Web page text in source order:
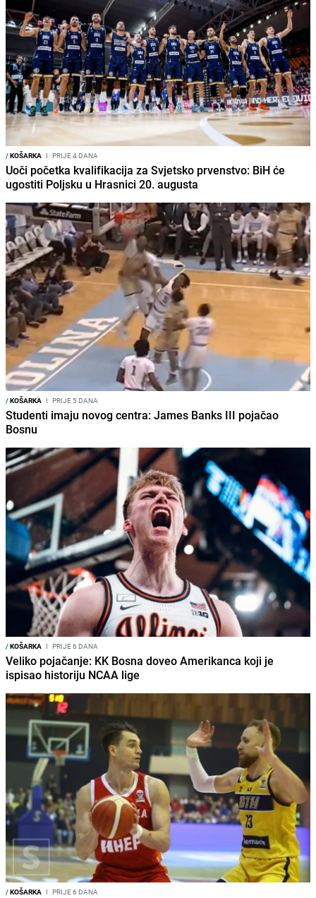
/KOŠARKA I PRIJE 4 DANA
Uoči početka kvalifikacija za Svjetsko prvenstvo: BiH će
ugostiti Poljsku u Hrasnici 20. augusta
/KOŠARKA I PRIJE 5 DANA
Studenti imaju novog centra: James Banks III pojačao
Bosnu
/KOŠARKA I PRIJE 6 DANA
Veliko pojačanje: KK Bosna doveo Amerikanca koji je
ispisao historiju NCAA lige
/KOŠARKA I PRIJE 6 DANA